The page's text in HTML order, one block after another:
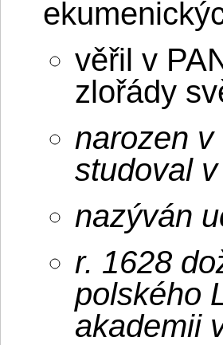
věřil v
zlořády
narozen
studoval
nazýván
r. 1628
polského
akademii